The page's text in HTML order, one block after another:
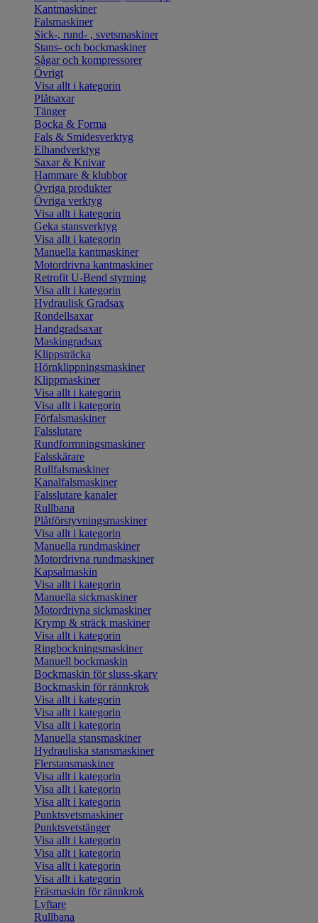
Kantmaskiner
Falsmaskiner
Sick-, rund- , svetsmaskiner
Stans- och bockmaskiner
Sågar och kompressorer
Övrigt
Visa allt i kategorin
Plåtsaxar
Tänger
Bocka & Forma
Fals & Smidesverktyg
Elhandverktyg
Saxar & Knivar
Hammare & klubbor
Övriga produkter
Övriga verktyg
Visa allt i kategorin
Geka stansverktyg
Visa allt i kategorin
Manuella kantmaskiner
Motordrivna kantmaskiner
Retrofit U-Bend styrning
Visa allt i kategorin
Hydraulisk Gradsax
Rondellsaxar
Handgradsaxar
Maskingradsax
Klippsträcka
Hörnklippningsmaskiner
Klippmaskiner
Visa allt i kategorin
Visa allt i kategorin
Förfalsmaskiner
Falsslutare
Rundformningsmaskiner
Falsskärare
Rullfalsmaskiner
Kanalfalsmaskiner
Falsslutare kanaler
Rullbana
Plåtförstyvningsmaskiner
Visa allt i kategorin
Manuella rundmaskiner
Motordrivna rundmaskiner
Kapsalmaskin
Visa allt i kategorin
Manuella sickmaskiner
Motordrivna sickmaskiner
Krymp & sträck maskiner
Visa allt i kategorin
Ringbockningsmaskiner
Manuell bockmaskin
Bockmaskin för sluss-skarv
Bockmaskin för rännkrok
Visa allt i kategorin
Visa allt i kategorin
Visa allt i kategorin
Manuella stansmaskiner
Hydrauliska stansmaskiner
Flerstansmaskiner
Visa allt i kategorin
Visa allt i kategorin
Visa allt i kategorin
Punktsvetsmaskiner
Punktsvetstänger
Visa allt i kategorin
Visa allt i kategorin
Visa allt i kategorin
Visa allt i kategorin
Fräsmaskin för rännkrok
Lyftare
Rullbana